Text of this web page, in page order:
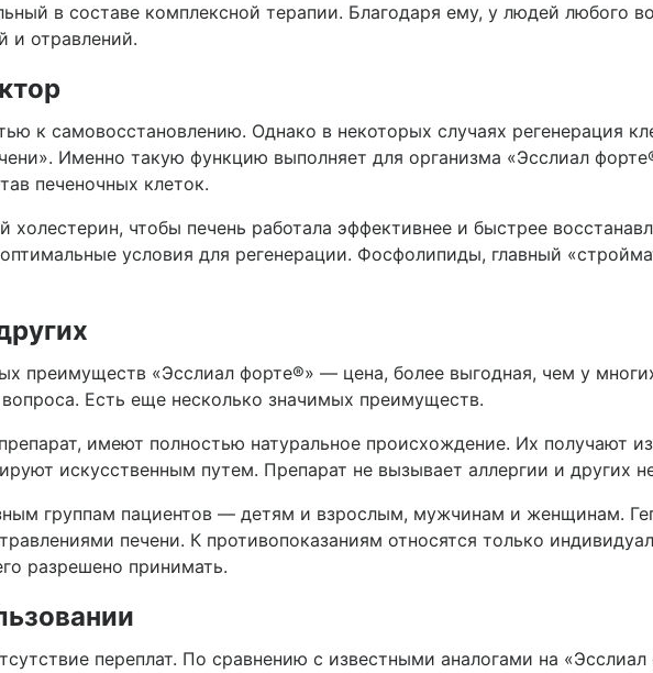
в составе комплексной терапии. Благодаря ему, у людей любого
и отравлений.
к самовосстановлению. Однако в некоторых случаях регенерация
Именно такую функцию выполняет для организма «Эсслиал
печеночных клеток.
чтобы печень работала эффективнее и быстрее
условия для регенерации. Фосфолипиды, главный
преимуществ «Эсслиал форте®» — цена, более выгодная, чем у
Есть еще несколько значимых преимуществ.
имеют полностью натуральное происхождение. Их получают
искусственным путем. Препарат не вызывает аллергии и других
группам пациентов — детям и взрослым, мужчинам и женщинам.
печени. К противопоказаниям относятся только
разрешено принимать.
переплат. По сравнению с известными аналогами на